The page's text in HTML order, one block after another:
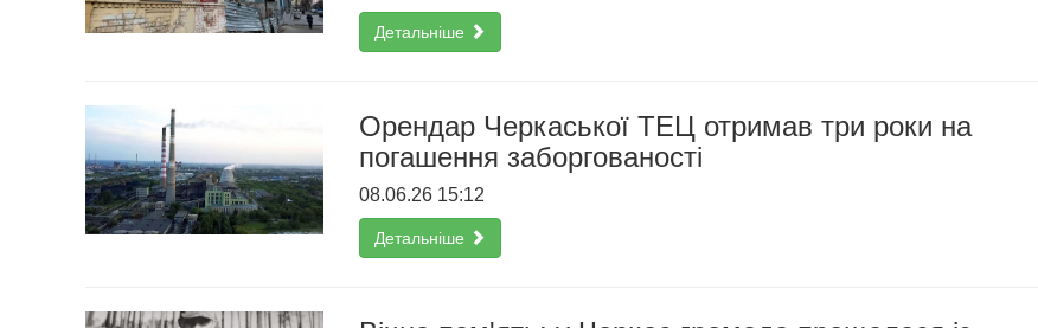
Детальніше
Орендар Черкаської ТЕЦ отримав три роки на
погашення заборгованості
08.06.26 15:12
Детальніше